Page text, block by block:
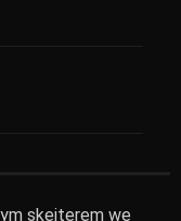
skejterem we